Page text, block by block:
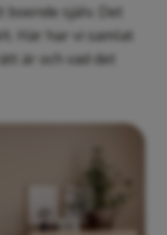
själv. Det
Här har vi samlat
är och vad det